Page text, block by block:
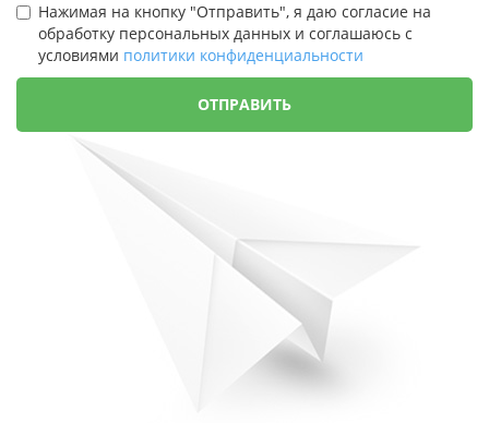
Нажимая на кнопку "Отправить", я даю согласие на
обработку персональных данных и соглашаюсь с
условиями политики конфиденциальности
ОТПРАВИТЬ